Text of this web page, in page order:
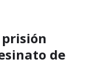
prisión
de